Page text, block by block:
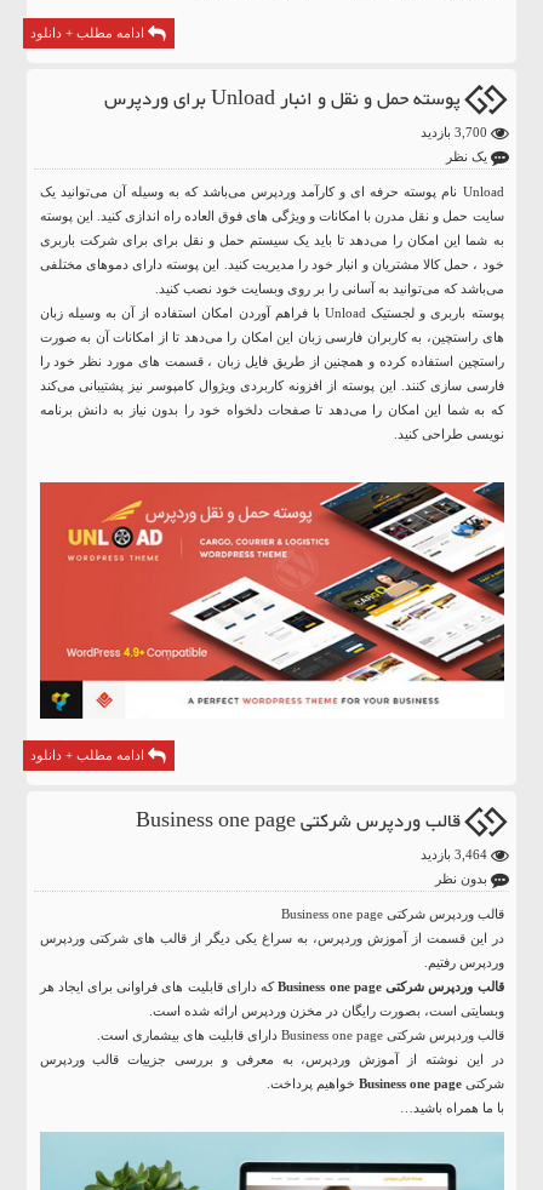
ادامه مطلب + دانلود
پوسته حمل و نقل و انبار Unload برای وردپرس
یک نظر
Unload نام پوسته حرفه ای و کارآمد وردپرس می‌باشد که به وسیله آن می‌توانید یک
سایت حمل و نقل مدرن با امکانات و ویژگی های فوق العاده راه اندازی کنید. این پوسته
به شما این امکان را می‌دهد تا باید یک سیستم حمل و نقل برای برای شرکت باربری
خود ، حمل کالا مشتریان و انبار خود را مدیریت کنید. این پوسته دارای دموهای مختلفی
می‌باشد که می‌توانید به آسانی را بر روی وبسایت خود نصب کنید.
پوسته باربری و لجستیک Unload با فراهم آوردن امکان استفاده از آن به وسیله زبان
های راستچین، به کاربران فارسی زبان این امکان را می‌دهد تا از امکانات آن به صورت
راستچین استفاده کرده و همچنین از طریق فایل زبان ، قسمت های مورد نظر خود را
فارسی سازی کنند. این پوسته از افزونه کاربردی ویژوال کامپوسر نیز پشتیبانی می‌کند
که به شما این امکان را می‌دهد تا صفحات دلخواه خود را بدون نیاز به دانش برنامه
نویسی طراحی کنید.
ادامه مطلب + دانلود
قالب وردپرس شرکتی Business one page
3,464 بازدید
بدون نظر
قالب وردپرس شرکتی Business one page
در این قسمت از آموزش وردپرس، به سراغ یکی دیگر از قالب های شرکتی وردپرس
وردپرس رفتیم.
قالب وردپرس شرکتی Business one page
که دارای قابلیت های فراوانی برای ایجاد هر
وبسایتی است، بصورت رایگان در مخزن وردپرس ارائه شده است.
قالب وردپرس شرکتی Business one page دارای قابلیت های بیشماری است.
در این نوشته از آموزش وردپرس، به معرفی و بررسی جزییات قالب وردپرس
شرکتیBusiness one page خواهیم پرداخت.
با ما همراه باشید…